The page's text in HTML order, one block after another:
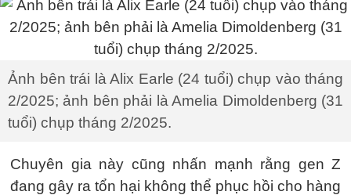
Ảnh bên trái là Alix Earle (24 tuổi) chụp vào tháng
2/2025; ảnh bên phải là Amelia Dimoldenberg (31
tuổi) chụp tháng 2/2025.
Chuyên gia này cũng nhấn mạnh rằng gen Z
đang gây ra tổn hại không thể phục hồi cho hàng